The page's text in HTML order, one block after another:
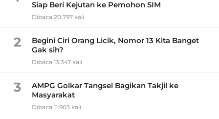
Siap Beri Kejutan ke Pemohon SIM
Dibaca 20.797 kali
2
Begini Ciri Orang Licik, Nomor 13 Kita Banget
Gak sih?
Dibaca 13.347 kali
3
AMPG Golkar Tangsel Bagikan Takjil ke
Masyarakat
Dibaca 11.903 kali